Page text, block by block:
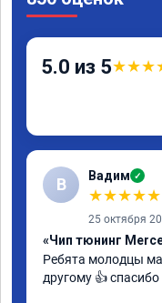
5.0 из 5★★★
В Вадим ✓
★★★★★
25 октября
«Чип тюнинг
Ребята молодцы
другому 👍